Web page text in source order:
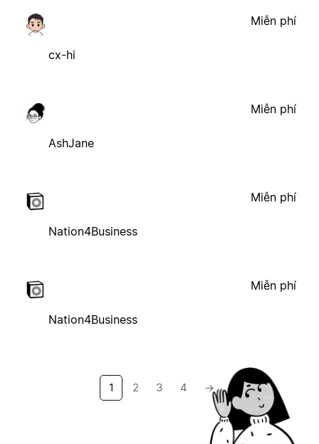
cx-hi
Miễn phí
AshJane
Miễn phí
Nation4Business
Miễn phí
Nation4Business
Miễn phí
1 2 3 4 →